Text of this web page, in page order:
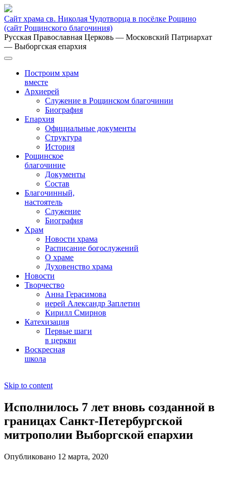
Сайт храма св. Николая Чудотворца в посёлке Рощино
(сайт Рощинского благочиния)
Русская Православная Церковь — Московский Патриархат
— Выборгская епархия
Построим храм
вместе
Архиерей
Служение в Рощинском благочинии
Биография
Епархия
Официальные документы
Структура
История
Рощинское
благочиние
Документы
Состав
Благочинный,
настоятель
Служение
Биография
Храм
Новости храма
Расписание богослужений
О храме
Духовенство храма
Новости
Творчество
Анна Герасимова
иерей Александр Заплетин
Кирилл Смирнов
Катехизация
Первые шаги
в церкви
Воскресная
школа
Skip to content
Исполнилось 7 лет вновь созданной в
границах Санкт-Петербургской
митрополии Выборгской епархии
Опубликовано 12 марта, 2020